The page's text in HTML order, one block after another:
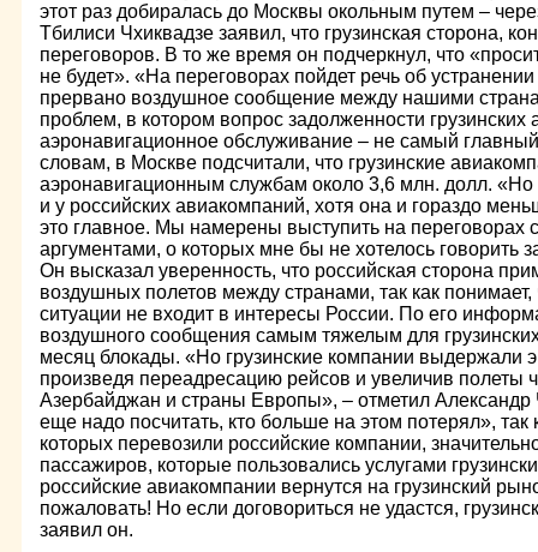
этот раз добиралась до Москвы окольным путем –
Тбилиси Чхиквадзе заявил, что грузинская сторона,
переговоров. В то же время он подчеркнул, что
не будет». «На переговорах пойдет речь об
прервано воздушное сообщение между нашими
проблем, в котором вопрос задолженности грузинских
аэронавигационное обслуживание – не самый
словам, в Москве подсчитали, что грузинские
аэронавигационным службам около 3,6 млн. долл. «Но
и у российских авиакомпаний, хотя она и гораздо
это главное. Мы намерены выступить на переговорах
аргументами, о которых мне бы не хотелось говорить
Он высказал уверенность, что российская сторона
воздушных полетов между странами, так как
ситуации не входит в интересы России. По его
воздушного сообщения самым тяжелым для
месяц блокады. «Но грузинские компании выдержали
произведя переадресацию рейсов и увеличив полеты
Азербайджан и страны Европы», – отметил Александр
еще надо посчитать, кто больше на этом потерял», так
которых перевозили российские компании,
пассажиров, которые пользовались услугами
российские авиакомпании вернутся на грузинский
пожаловать! Но если договориться не удастся,
заявил он.